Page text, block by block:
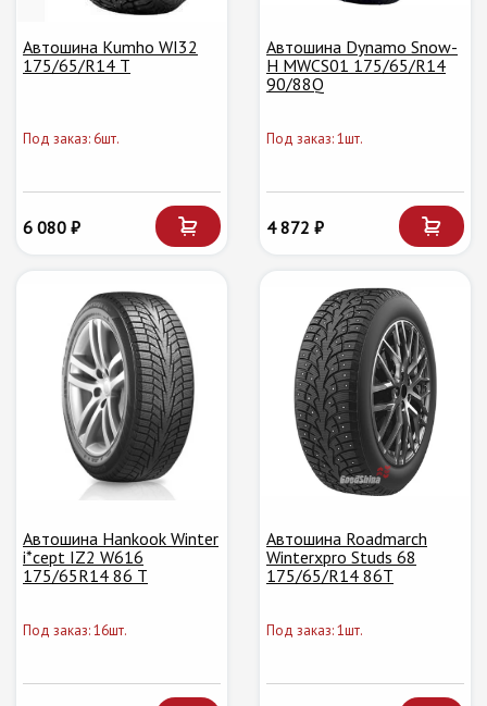
Автошина Kumho WI32
175/65/R14 T
Под заказ: 6шт.
6 080 ₽
Автошина Dynamo Snow-
H MWCS01 175/65/R14
90/88Q
Под заказ: 1шт.
4 872 ₽
Автошина Hankook Winter
i*cept IZ2 W616
175/65R14 86 T
Под заказ: 16шт.
Автошина Roadmarch
Winterxpro Studs 68
175/65/R14 86T
Под заказ: 1шт.